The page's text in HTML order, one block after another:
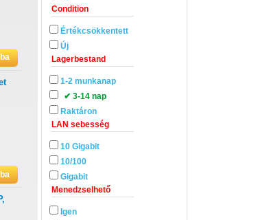
Condition
Értékcsökkentett
Új
Lagerbestand
1-2 munkanap
✔ 3-14 nap
Raktáron
LAN sebesség
10 Gigabit
10/100
Gigabit
Menedzselhető
Igen